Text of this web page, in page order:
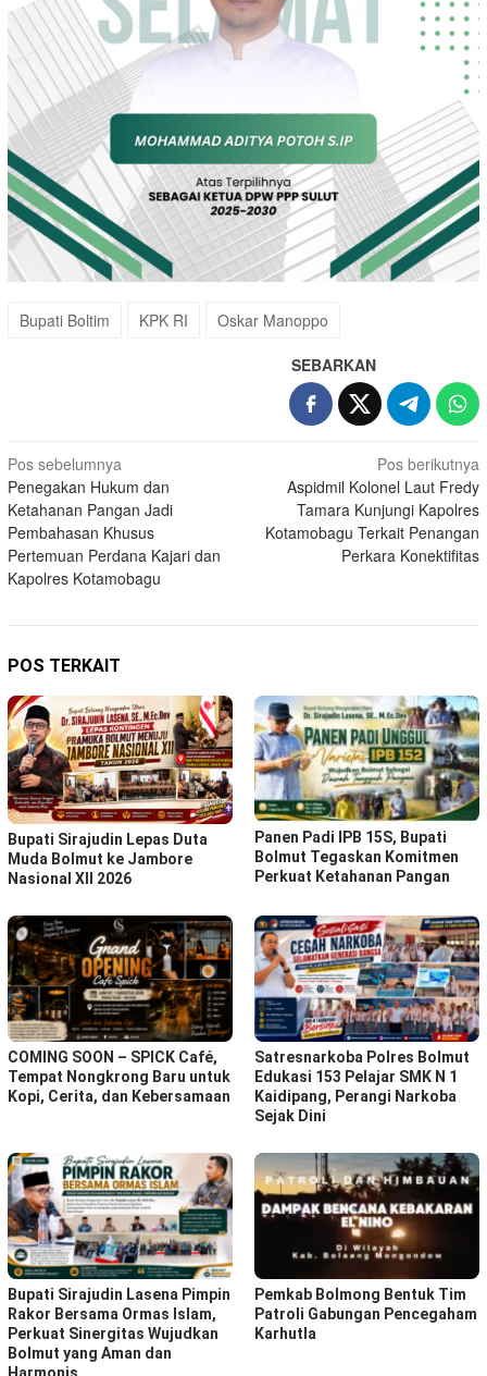
Bupati Boltim KPK RI Oskar Manoppo
SEBARKAN
Navigasi
pos
Pos sebelumnya
Penegakan Hukum dan
Ketahanan Pangan Jadi
Pembahasan Khusus
Pertemuan Perdana Kajari dan
Kapolres Kotamobagu
Pos berikutnya
Aspidmil Kolonel Laut Fredy
Tamara Kunjungi Kapolres
Kotamobagu Terkait Penangan
Perkara Konektifitas
POS TERKAIT
Bupati Sirajudin Lepas Duta
Muda Bolmut ke Jambore
Nasional XII 2026
Panen Padi IPB 15S, Bupati
Bolmut Tegaskan Komitmen
Perkuat Ketahanan Pangan
COMING SOON – SPICK Café,
Tempat Nongkrong Baru untuk
Kopi, Cerita, dan Kebersamaan
Satresnarkoba Polres Bolmut
Edukasi 153 Pelajar SMK N 1
Kaidipang, Perangi Narkoba
Sejak Dini
Bupati Sirajudin Lasena Pimpin
Rakor Bersama Ormas Islam,
Perkuat Sinergitas Wujudkan
Bolmut yang Aman dan
Harmonis
Pemkab Bolmong Bentuk Tim
Patroli Gabungan Pencegaham
Karhutla